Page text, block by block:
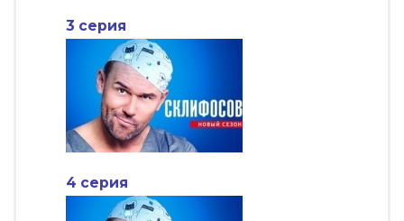
3 серия
4 серия